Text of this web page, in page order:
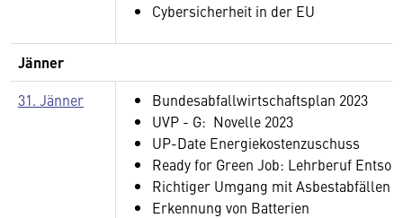
Cybersicherheit in der EU
Jänner
31. Jänner
Bundesabfallwirtschaftsplan 2023
UVP - G: Novelle 2023
UP-Date Energiekostenzuschuss
Ready for Green Job: Lehrberuf
Richtiger Umgang mit Asbestabfällen
Erkennung von Batterien